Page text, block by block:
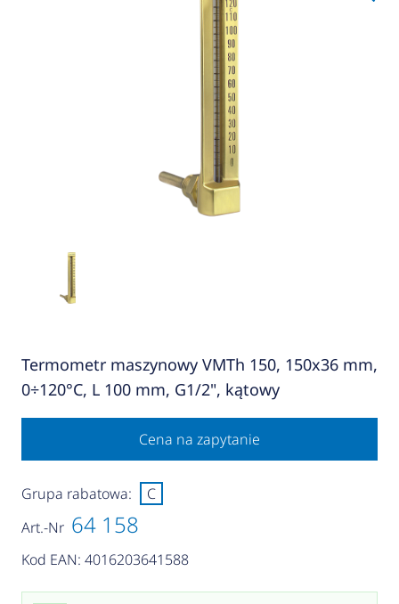
Termometr maszynowy VMTh 150, 150x36 mm,
0÷120°C, L 100 mm, G1/2", kątowy
Cena na zapytanie
Art.-Nr 64 158
Kod EAN: 4016203641588
Grupa rabatowa: C